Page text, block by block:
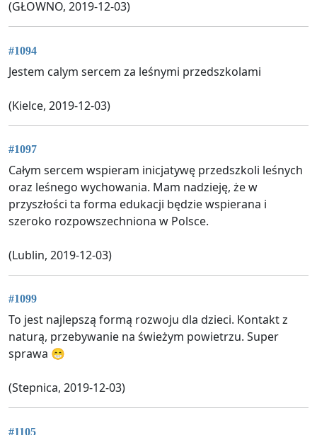
(GŁOWNO, 2019-12-03)
#1094
Jestem calym sercem za leśnymi przedszkolami
(Kielce, 2019-12-03)
#1097
Całym sercem wspieram inicjatywę przedszkoli leśnych
oraz leśnego wychowania. Mam nadzieję, że w
przyszłości ta forma edukacji będzie wspierana i
szeroko rozpowszechniona w Polsce.
(Lublin, 2019-12-03)
#1099
To jest najlepszą formą rozwoju dla dzieci. Kontakt z
naturą, przebywanie na świeżym powietrzu. Super
sprawa 😁
(Stepnica, 2019-12-03)
#1105